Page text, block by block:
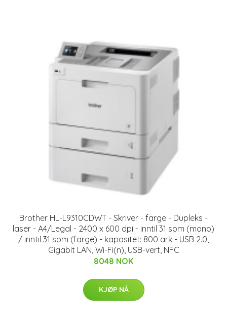
Brother HL-L9310CDWT - Skriver - farge - Dupleks -
laser - A4/Legal - 2400 x 600 dpi - inntil 31 spm (mono)
/ inntil 31 spm (farge) - kapasitet: 800 ark - USB 2.0,
Gigabit LAN, Wi-Fi(n), USB-vert, NFC
8048 NOK
KJØP NÅ